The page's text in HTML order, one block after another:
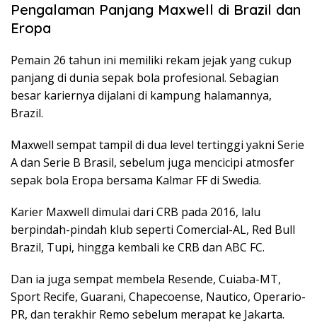
Pengalaman Panjang Maxwell di Brazil dan
Eropa
Pemain 26 tahun ini memiliki rekam jejak yang cukup
panjang di dunia sepak bola profesional. Sebagian
besar kariernya dijalani di kampung halamannya,
Brazil.
Maxwell sempat tampil di dua level tertinggi yakni Serie
A dan Serie B Brasil, sebelum juga mencicipi atmosfer
sepak bola Eropa bersama Kalmar FF di Swedia.
Karier Maxwell dimulai dari CRB pada 2016, lalu
berpindah-pindah klub seperti Comercial-AL, Red Bull
Brazil, Tupi, hingga kembali ke CRB dan ABC FC.
Dan ia juga sempat membela Resende, Cuiaba-MT,
Sport Recife, Guarani, Chapecoense, Nautico, Operario-
PR, dan terakhir Remo sebelum merapat ke Jakarta.